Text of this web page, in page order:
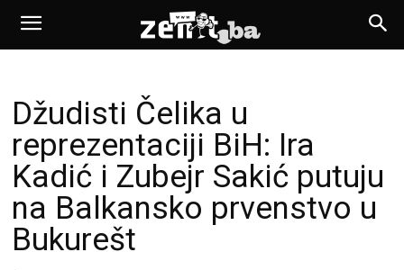
Džudisti Čelika u
reprezentaciji BiH: Ira
Kadić i Zubejr Sakić putuju
na Balkansko prvenstvo u
Bukurešt